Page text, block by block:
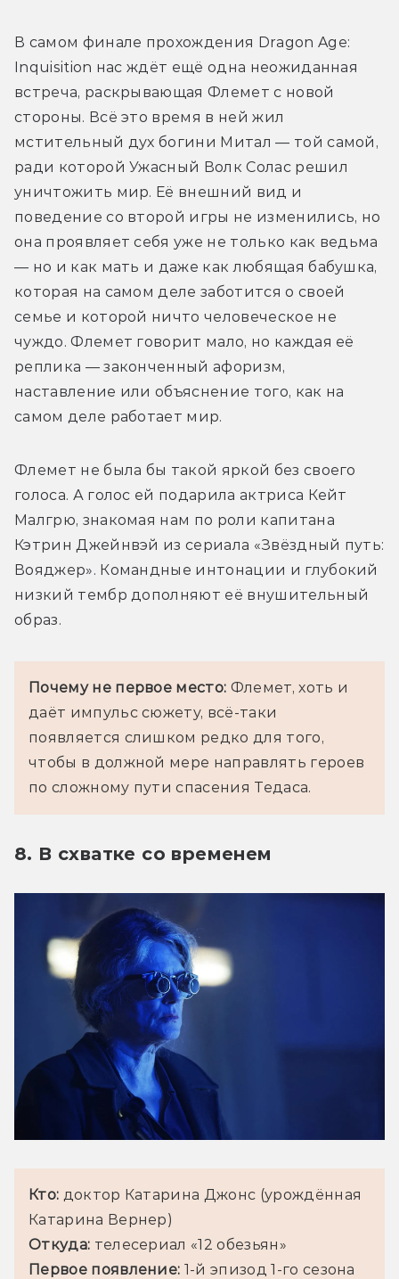
В самом финале прохождения Dragon Age:
Inquisition нас ждёт ещё одна неожиданная
встреча, раскрывающая Флемет с новой
стороны. Всё это время в ней жил
мстительный дух богини Митал — той самой,
ради которой Ужасный Волк Солас решил
уничтожить мир. Её внешний вид и
поведение со второй игры не изменились, но
она проявляет себя уже не только как ведьма
— но и как мать и даже как любящая бабушка,
которая на самом деле заботится о своей
семье и которой ничто человеческое не
чуждо. Флемет говорит мало, но каждая её
реплика — законченный афоризм,
наставление или объяснение того, как на
самом деле работает мир.
Флемет не была бы такой яркой без своего
голоса. А голос ей подарила актриса Кейт
Малгрю, знакомая нам по роли капитана
Кэтрин Джейнвэй из сериала «Звёздный путь:
Вояджер». Командные интонации и глубокий
низкий тембр дополняют её внушительный
образ.
Почему не первое место: Флемет, хоть и
даёт импульс сюжету, всё-таки
появляется слишком редко для того,
чтобы в должной мере направлять героев
по сложному пути спасения Тедаса.
8. В схватке со временем
Кто: доктор Катарина Джонс (урождённая
Катарина Вернер)
Откуда: телесериал «12 обезьян»
Первое появление: 1-й эпизод 1-го сезона